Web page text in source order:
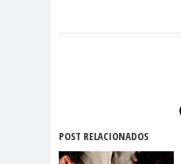
POST RELACIONADOS